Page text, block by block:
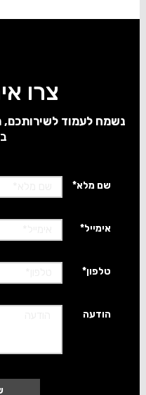
צרו
נשמח לעמוד לשירותכם,
*שם מלא
*אימייל
*טלפון
הודעה